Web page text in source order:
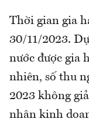
Thời gian gia
30/11/2023.
nước được gia
nhiên, số thu
2023 không
nhân kinh